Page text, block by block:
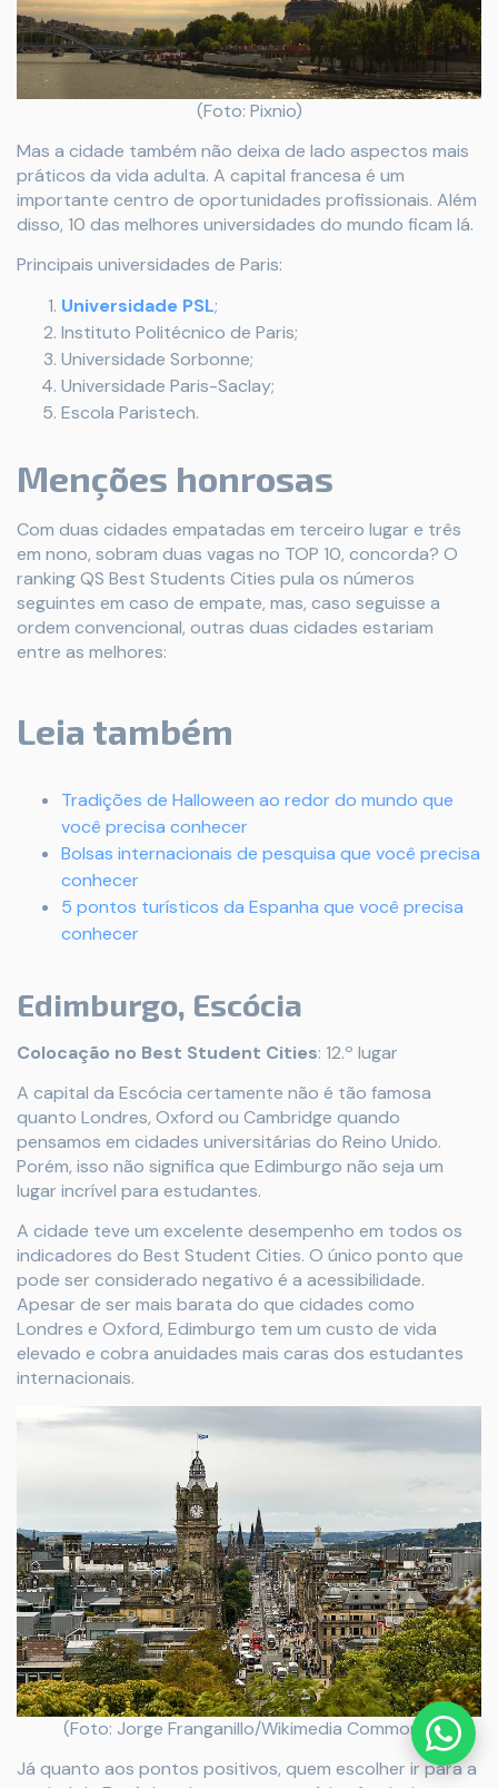
(Foto: Pixnio)
Mas a cidade também não deixa de lado aspectos mais
práticos da vida adulta. A capital francesa é um
importante centro de oportunidades profissionais. Além
disso, 10 das melhores universidades do mundo ficam lá.
Principais universidades de Paris:
Universidade PSL;
Instituto Politécnico de Paris;
Universidade Sorbonne;
Universidade Paris-Saclay;
Escola Paristech.
Menções honrosas
Com duas cidades empatadas em terceiro lugar e três
em nono, sobram duas vagas no TOP 10, concorda? O
ranking QS Best Students Cities pula os números
seguintes em caso de empate, mas, caso seguisse a
ordem convencional, outras duas cidades estariam
entre as melhores:
Leia também
Tradições de Halloween ao redor do mundo que
você precisa conhecer
Bolsas internacionais de pesquisa que você precisa
conhecer
5 pontos turísticos da Espanha que você precisa
conhecer
Edimburgo, Escócia
Colocação no Best Student Cities: 12.º lugar
A capital da Escócia certamente não é tão famosa
quanto Londres, Oxford ou Cambridge quando
pensamos em cidades universitárias do Reino Unido.
Porém, isso não significa que Edimburgo não seja um
lugar incrível para estudantes.
A cidade teve um excelente desempenho em todos os
indicadores do Best Student Cities. O único ponto que
pode ser considerado negativo é a acessibilidade.
Apesar de ser mais barata do que cidades como
Londres e Oxford, Edimburgo tem um custo de vida
elevado e cobra anuidades mais caras dos estudantes
internacionais.
(Foto: Jorge Franganillo/Wikimedia Commons)
Já quanto aos pontos positivos, quem escolher ir para a